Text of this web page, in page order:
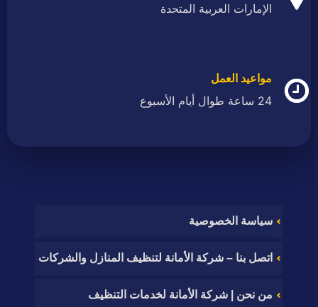
الإمارات العربية المتحدة
مواعيد العمل
24 ساعة طوال أيام الأسبوع
سياسة الخصوصية
اتصل بنا – شركة الأمانة لتنظيف المنازل والشركات
من نحن | شركة الأمانة لخدمات التنظيف